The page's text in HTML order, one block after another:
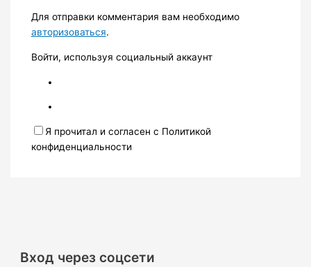
Для отправки комментария вам необходимо
авторизоваться.
Войти, используя социальный аккаунт
Я прочитал и согласен с Политикой
конфиденциальности
Вход через соцсети